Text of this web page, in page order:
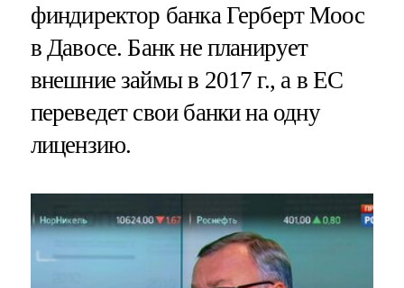
финдиректор банка Герберт Моос
в Давосе. Банк не планирует
внешние займы в 2017 г., а в ЕС
переведет свои банки на одну
лицензию.